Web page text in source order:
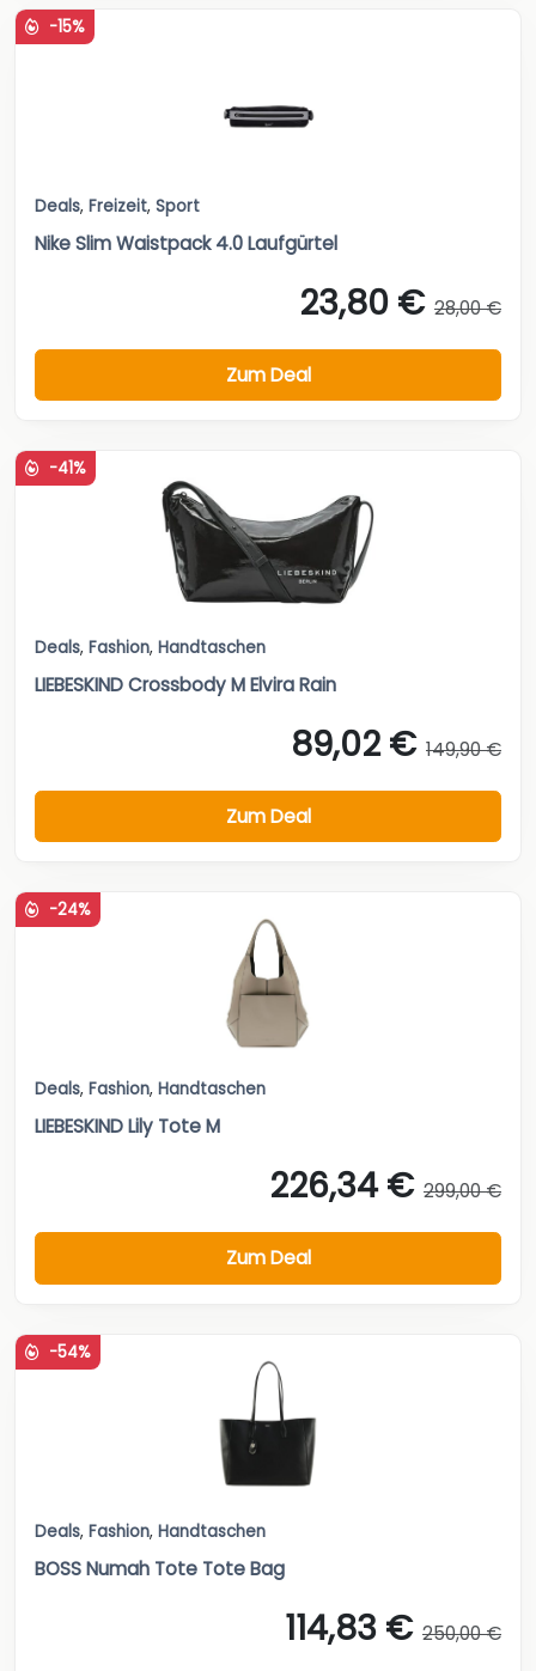
-15%
Deals, Freizeit, Sport
Nike Slim Waistpack 4.0 Laufgürtel
23,80 € 28,00 €
Zum Deal
-41%
Deals, Fashion, Handtaschen
LIEBESKIND Crossbody M Elvira Rain
89,02 € 149,90 €
Zum Deal
-24%
Deals, Fashion, Handtaschen
LIEBESKIND Lily Tote M
226,34 € 299,00 €
Zum Deal
-54%
Deals, Fashion, Handtaschen
BOSS Numah Tote Tote Bag
114,83 € 250,00 €